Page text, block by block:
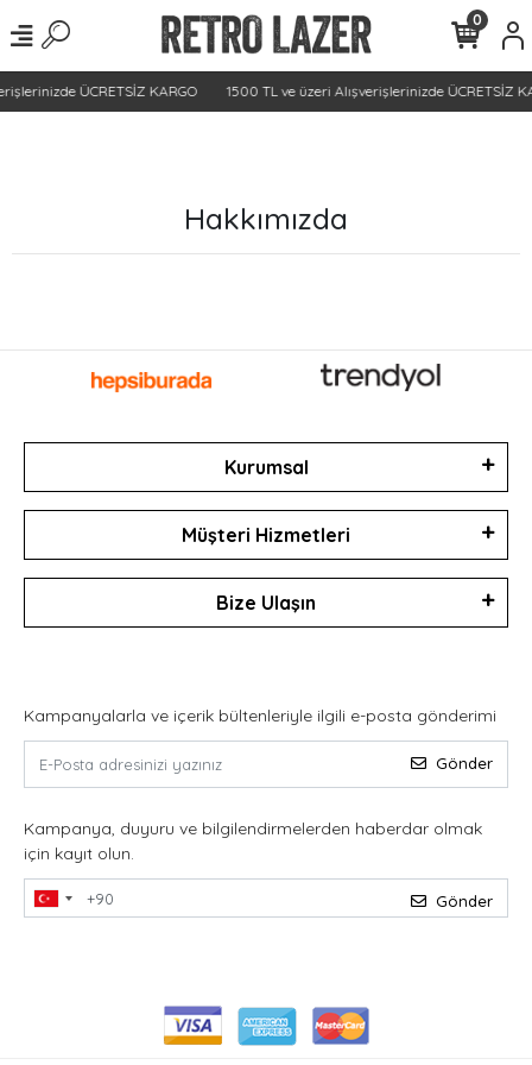
ÜCRETSİZ KARGO 1500 TL ve üzeri Alışverişlerinizde ÜCRETSİZ
0
Hakkımızda
Kurumsal
Müşteri Hizmetleri
Bize Ulaşın
Kampanyalarla ve içerik bültenleriyle ilgili e-posta gönderimi
Gönder
Kampanya, duyuru ve bilgilendirmelerden haberdar olmak
için kayıt olun.
Gönder